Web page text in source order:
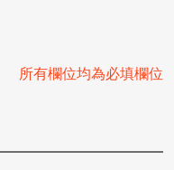
所有欄位均為必填欄位